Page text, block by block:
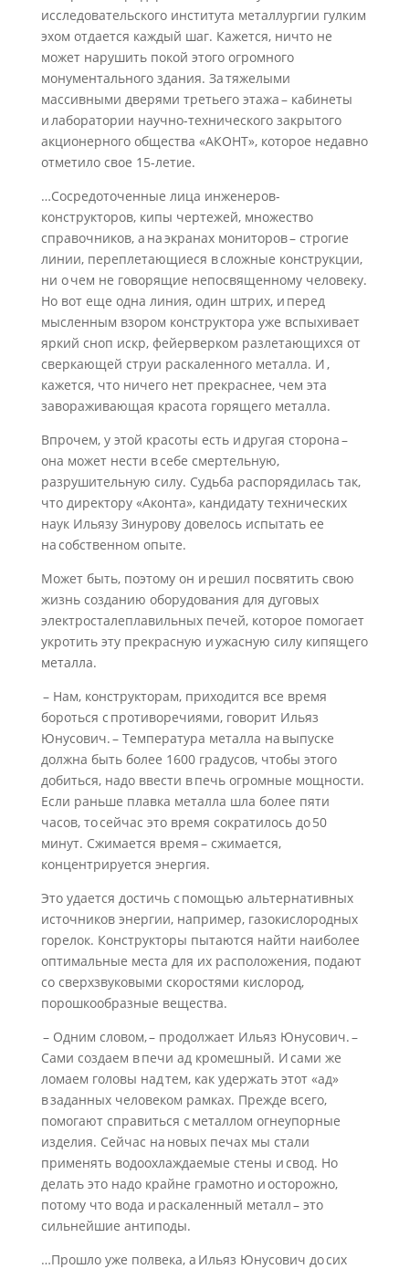
исследовательского института металлургии гулким
эхом отдается каждый шаг. Кажется, ничто не
может нарушить покой этого огромного
монументального здания. За тяжелыми
массивными дверями третьего этажа – кабинеты
и лаборатории научно-технического закрытого
акционерного общества «АКОНТ», которое недавно
отметило свое 15-летие.
…Сосредоточенные лица инженеров-
конструкторов, кипы чертежей, множество
справочников, а на экранах мониторов – строгие
линии, переплетающиеся в сложные конструкции,
ни о чем не говорящие непосвященному человеку.
Но вот еще одна линия, один штрих, и перед
мысленным взором конструктора уже вспыхивает
яркий сноп искр, фейерверком разлетающихся от
сверкающей струи раскаленного металла. И ,
кажется, что ничего нет прекраснее, чем эта
завораживающая красота горящего металла.
Впрочем, у этой красоты есть и другая сторона –
она может нести в себе смертельную,
разрушительную силу. Судьба распорядилась так,
что директору «Аконта», кандидату технических
наук Ильязу Зинурову довелось испытать ее
на собственном опыте.
Может быть, поэтому он и решил посвятить свою
жизнь созданию оборудования для дуговых
электросталеплавильных печей, которое помогает
укротить эту прекрасную и ужасную силу кипящего
металла.
– Нам, конструкторам, приходится все время
бороться с противоречиями, говорит Ильяз
Юнусович. – Температура металла на выпуске
должна быть более 1600 градусов, чтобы этого
добиться, надо ввести в печь огромные мощности.
Если раньше плавка металла шла более пяти
часов, то сейчас это время сократилось до 50
минут. Сжимается время – сжимается,
концентрируется энергия.
Это удается достичь с помощью альтернативных
источников энергии, например, газокислородных
горелок. Конструкторы пытаются найти наиболее
оптимальные места для их расположения, подают
со сверхзвуковыми скоростями кислород,
порошкообразные вещества.
– Одним словом, – продолжает Ильяз Юнусович. –
Сами создаем в печи ад кромешный. И сами же
ломаем головы над тем, как удержать этот «ад»
в заданных человеком рамках. Прежде всего,
помогают справиться с металлом огнеупорные
изделия. Сейчас на новых печах мы стали
применять водоохлаждаемые стены и свод. Но
делать это надо крайне грамотно и осторожно,
потому что вода и раскаленный металл – это
сильнейшие антиподы.
…Прошло уже полвека, а Ильяз Юнусович до сих